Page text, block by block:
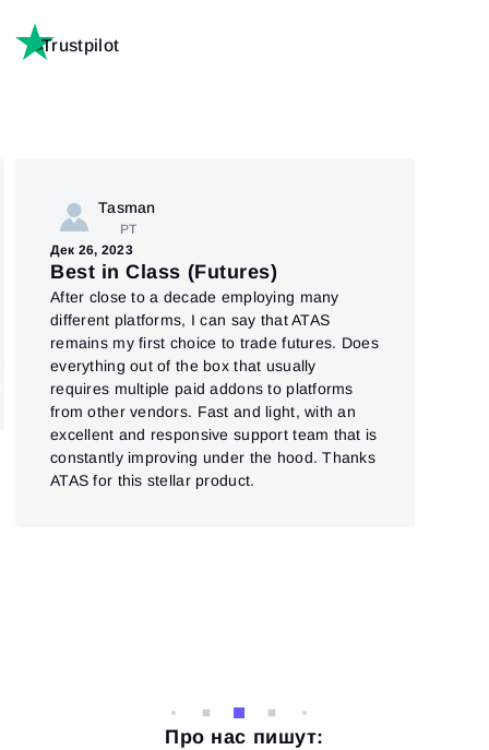
Trustpilot
Tasman
PT
Дек 26, 2023
Best in Class (Futures)
After close to a decade employing many
different platforms, I can say that ATAS
remains my first choice to trade futures. Does
everything out of the box that usually
requires multiple paid addons to platforms
from other vendors. Fast and light, with an
excellent and responsive support team that is
constantly improving under the hood. Thanks
ATAS for this stellar product.
Про нас пишут: